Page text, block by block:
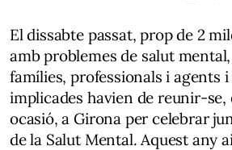
El dissabte passat, prop de 2
amb problemes de salut mental,
famílies, professionals i agents
implicades havien de reunir-se,
ocasió, a Girona per celebrar
de la Salut Mental. Aquest any